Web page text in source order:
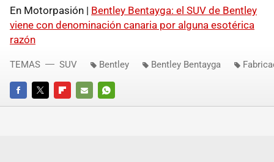
En Motorpasión | Bentley Bentayga: el SUV de Bentley
viene con denominación canaria por alguna esotérica
razón
FACEBOOKTWITTERFLIPBOARD
E-
WHATSAPP
TEMAS SUV Bentley Bentley Bentayga